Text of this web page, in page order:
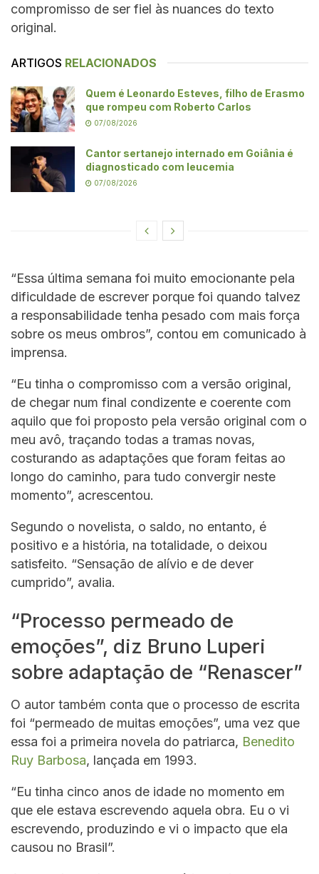
compromisso de ser fiel às nuances do texto
original.
ARTIGOS RELACIONADOS
Quem é Leonardo Esteves, filho de Erasmo
que rompeu com Roberto Carlos
07/08/2026
Cantor sertanejo internado em Goiânia é
diagnosticado com leucemia
07/08/2026
“Essa última semana foi muito emocionante pela
dificuldade de escrever porque foi quando talvez
a responsabilidade tenha pesado com mais força
sobre os meus ombros”, contou em comunicado à
imprensa.
“Eu tinha o compromisso com a versão original,
de chegar num final condizente e coerente com
aquilo que foi proposto pela versão original com o
meu avô, traçando todas a tramas novas,
costurando as adaptações que foram feitas ao
longo do caminho, para tudo convergir neste
momento”, acrescentou.
Segundo o novelista, o saldo, no entanto, é
positivo e a história, na totalidade, o deixou
satisfeito. “Sensação de alívio e de dever
cumprido”, avalia.
“Processo permeado de
emoções”, diz Bruno Luperi
sobre adaptação de “Renascer”
O autor também conta que o processo de escrita
foi “permeado de muitas emoções”, uma vez que
essa foi a primeira novela do patriarca, Benedito
Ruy Barbosa, lançada em 1993.
“Eu tinha cinco anos de idade no momento em
que ele estava escrevendo aquela obra. Eu o vi
escrevendo, produzindo e vi o impacto que ela
causou no Brasil”.